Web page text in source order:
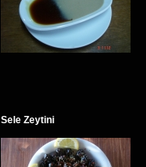
Sele Zeytini